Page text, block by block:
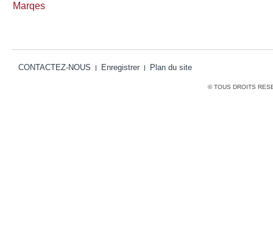
Marqes
CONTACTEZ-NOUS Enregistrer Plan du site
© TOUS DROITS